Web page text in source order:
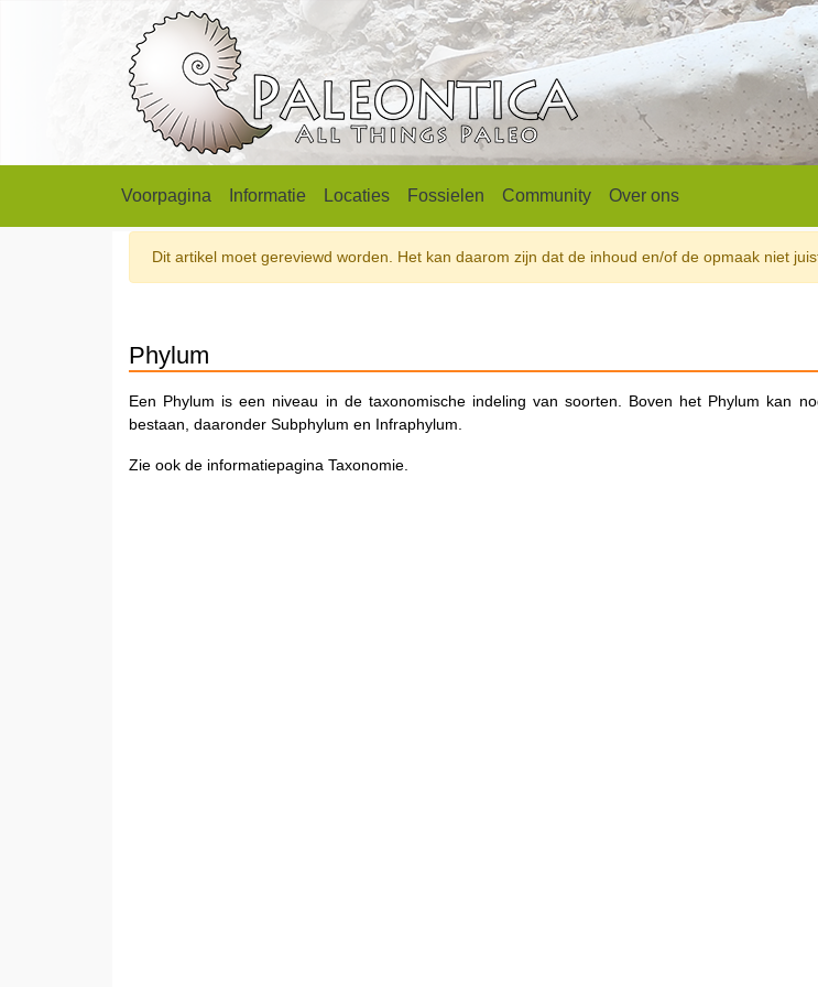
Voorpagina Informatie Locaties Fossielen Community Over ons
Dit artikel moet gereviewd worden. Het kan daarom zijn dat de inhoud en/of de opmaak niet
Phylum
Een Phylum is een niveau in de taxonomische indeling van soorten. Boven het Phylum kan
bestaan, daaronder Subphylum en Infraphylum.
Zie ook de informatiepagina Taxonomie.